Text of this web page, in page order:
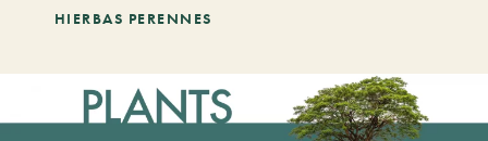
HIERBAS PERENNES